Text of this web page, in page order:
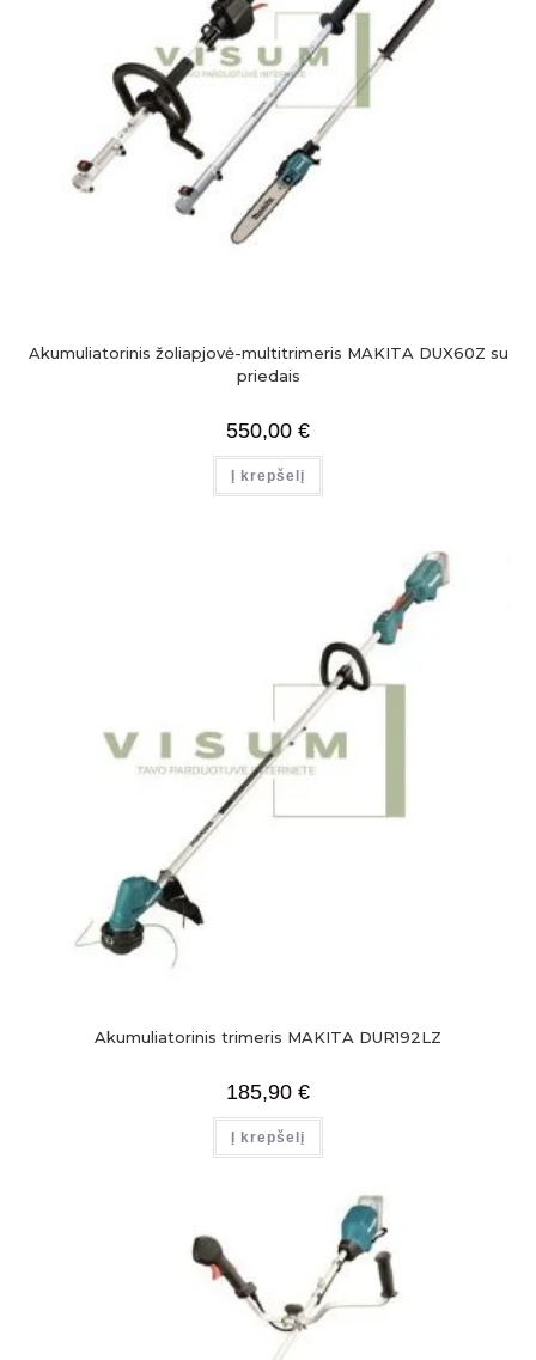
Akumuliatorinis žoliapjovė-multitrimeris MAKITA DUX60Z su
priedais
550,00 €
Į krepšelį
Akumuliatorinis trimeris MAKITA DUR192LZ
185,90 €
Į krepšelį